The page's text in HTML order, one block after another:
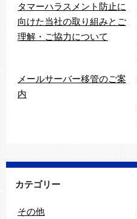
タマーハラスメント防止に
向けた当社の取り組みとご
理解・ご協力について
メールサーバー移管のご案
内
カテゴリー
その他